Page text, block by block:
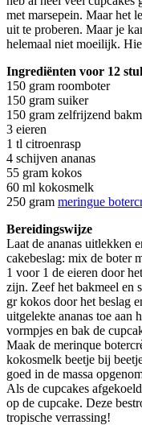
met marsepein. Maar het
uit te proberen. Maar je
helemaal niet moeilijk.
Ingrediënten voor 12
150 gram roomboter
150 gram suiker
150 gram zelfrijzend
3 eieren
1 tl citroenrasp
4 schijven ananas
55 gram kokos
60 ml kokosmelk
250 gram meringue
Bereidingswijze
Laat de ananas uitlekken
cakebeslag: mix de boter
1 voor 1 de eieren door
zijn. Zeef het bakmeel en
gr kokos door het beslag
uitgelekte ananas toe aan
vormpjes en bak de
Maak de merinque
kokosmelk beetje bij
goed in de massa
Als de cupcakes
op de cupcake. Deze
tropische verrassing!